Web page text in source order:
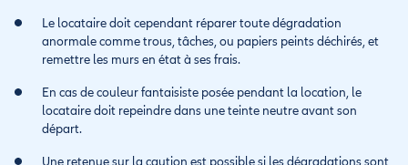
Le locataire doit cependant réparer toute dégradation
anormale comme trous, tâches, ou papiers peints déchirés, et
remettre les murs en état à ses frais.
En cas de couleur fantaisiste posée pendant la location, le
locataire doit repeindre dans une teinte neutre avant son
départ.
Une retenue sur la caution est possible si les dégradations sont